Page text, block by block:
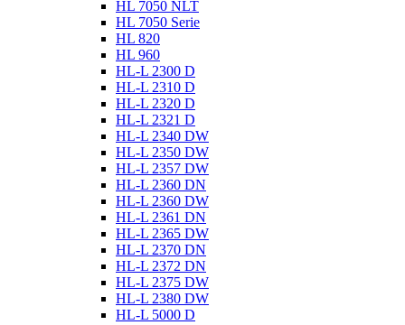
HL 7050 NLT
HL 7050 Serie
HL 820
HL 960
HL-L 2300 D
HL-L 2310 D
HL-L 2320 D
HL-L 2321 D
HL-L 2340 DW
HL-L 2350 DW
HL-L 2357 DW
HL-L 2360 DN
HL-L 2360 DW
HL-L 2361 DN
HL-L 2365 DW
HL-L 2370 DN
HL-L 2372 DN
HL-L 2375 DW
HL-L 2380 DW
HL-L 5000 D